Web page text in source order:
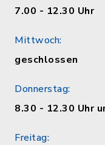
7.00 - 12.30 Uhr
Mittwoch:
geschlossen
Donnerstag:
8.30 - 12.30 Uhr
Freitag: